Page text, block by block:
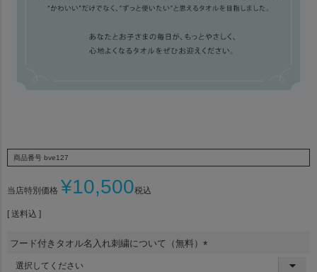
サイズ
商品番号 bve127
当店特別価格 ¥10,500税込
送料込
フード付きタオル名入れ刺繍について（無料）